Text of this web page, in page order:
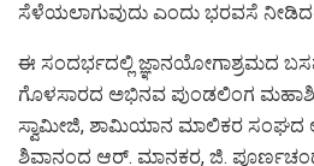
ಸೆಳೆಯಲಾಗುವುದು ಎಂದು ಭರವಸೆ
ಈ ಸಂದರ್ಭದಲ್ಲಿ ಜ್ಞಾನಯೋಗಾಶ್ರಮದ
ಗೊಳಸಾರದ ಅಭಿನವ ಪುಂಡಲಿಂಗ
ಸ್ವಾಮೀಜಿ, ಶಾಮಿಯಾನ ಮಾಲಿಕರ
ಶಿವಾನಂದ ಆರ್. ಮಾನಕರ, ಜಿ.